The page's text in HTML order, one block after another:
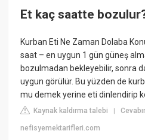
Et kaç saatte
Kurban Eti Ne Zaman Dolaba
saat – en uygun 1 gün güneş
bozulmadan bekleyebilir, sonra
uygun görülür. Bu yüzden de
mu demek yerine eti dinlendirip
Kaynak kaldırma talebi |
nefisyemektarifleri.com